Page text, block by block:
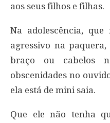
aos seus filhos e filhas.
Na adolescência,
agressivo na
braço ou cabelos
obscenidades no
ela está de mini saia.
Que ele não tenha